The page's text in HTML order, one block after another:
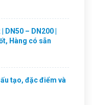
DN50 – DN200 |
Hàng có sẵn
tạo, đặc điểm và